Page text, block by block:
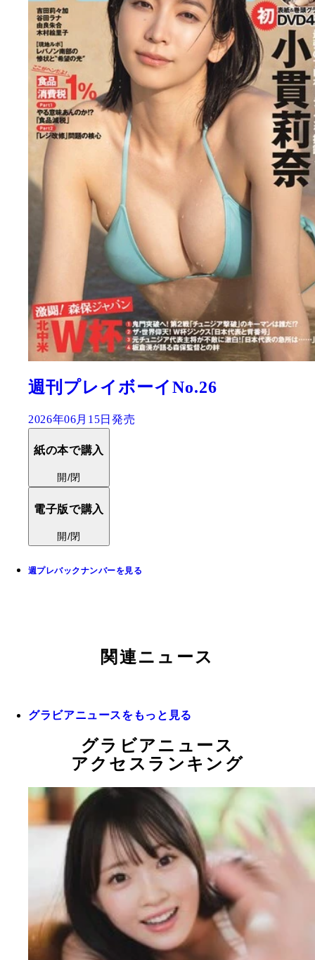
週刊プレイボーイNo.26
2026年06月15日発売
紙の本で購入
開/閉
電子版で購入
開/閉
週プレバックナンバーを見る
関連ニュース
グラビアニュースをもっと見る
グラビアニュース
アクセスランキング